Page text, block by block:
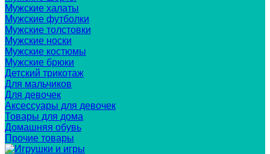
Мужские халаты
Мужские футболки
Мужские толстовки
Мужские носки
Мужские костюмы
Мужские брюки
Детский трикотаж
Для мальчиков
Для девочек
Аксессуары для девочек
Товары для дома
Домашняя обувь
Прочие товары